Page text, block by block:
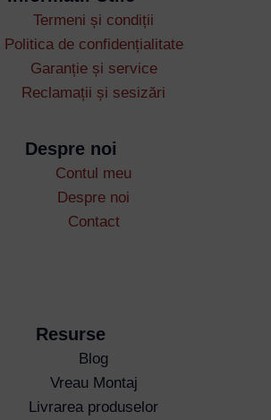
Termeni și condiții
Politica de confidențialitate
Garanție și service
Reclamații și sesizări
Despre noi
Contul meu
Despre noi
Contact
Resurse
Blog
Vreau Montaj
Livrarea produselor
or Email Address
Remember Me
your password?